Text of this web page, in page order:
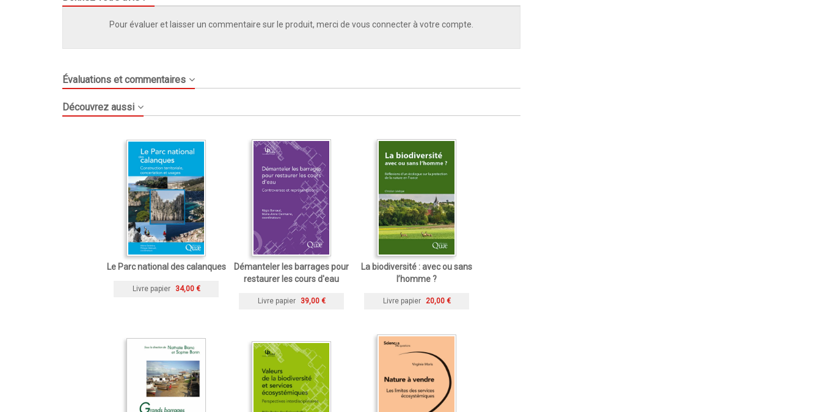
Pour évaluer et laisser un commentaire sur le produit, merci de vous connecter à votre compte.
Évaluations et commentaires
Découvrez aussi
Le Parc national des calanques
Livre papier 34,00 €
Démanteler les barrages pour
restaurer les cours d'eau
Livre papier 39,00 €
La biodiversité : avec ou sans
l’homme ?
Livre papier 20,00 €